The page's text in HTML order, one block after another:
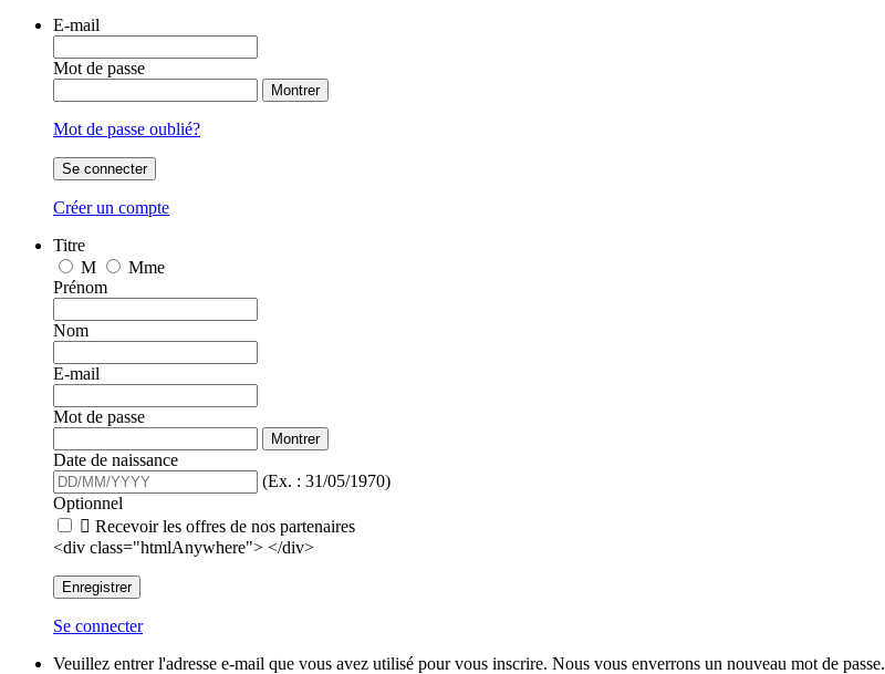
E-mail
Mot de passe
Montrer
Mot de passe oublié?
Se connecter
Créer un compte
Titre
M
Mme
Prénom
Nom
E-mail
Mot de passe
Montrer
Date de naissance
(Ex. : 31/05/1970)
Optionnel
 Recevoir les offres de nos partenaires
<div class="htmlAnywhere"> </div>
Enregistrer
Se connecter
Veuillez entrer l'adresse e-mail que vous avez utilisé pour vous inscrire. Nous vous enverrons un nouveau mot de passe.